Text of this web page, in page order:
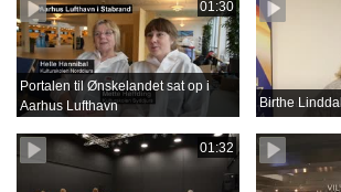
01:30
Portalen til Ønskelandet sat op i
Aarhus Lufthavn
Birthe Linddal
01:32